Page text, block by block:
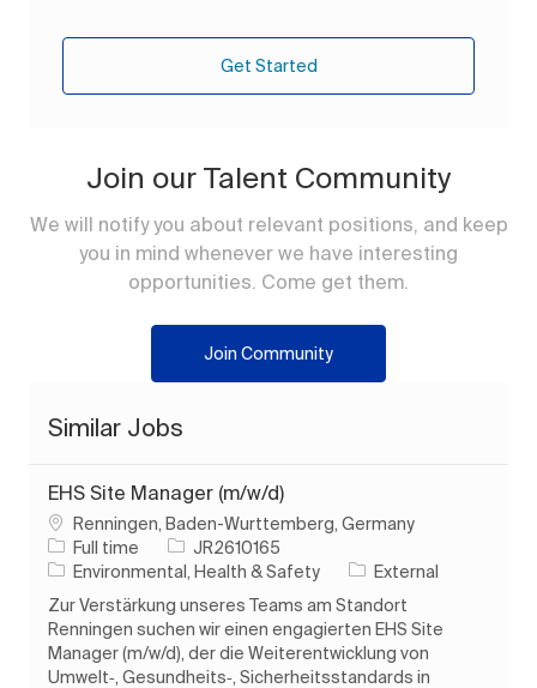
Get Started
Join our Talent Community
We will notify you about relevant positions, and keep
you in mind whenever we have interesting
opportunities. Come get them.
Join Community
Similar Jobs
EHS Site Manager (m/w/d)
Location
Renningen, Baden-Wurttemberg, Germany
Job Type
Full time Job IdJR2610165
Category
Environmental, Health & Safety
External
Zur Verstärkung unseres Teams am Standort
Renningen suchen wir einen engagierten EHS Site
Manager (m/w/d), der die Weiterentwicklung von
Umwelt‑, Gesundheits‑, Sicherheitsstandards in